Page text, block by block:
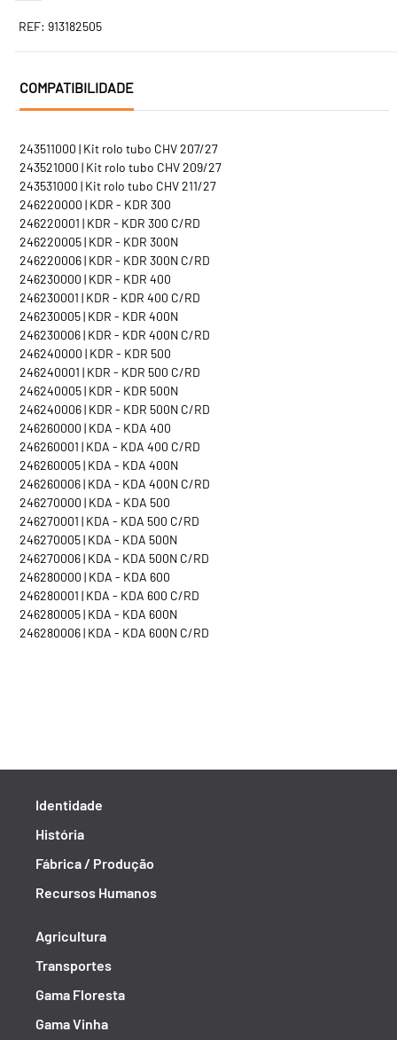
REF: 913182505
COMPATIBILIDADE
243511000 | Kit rolo tubo CHV 207/27
243521000 | Kit rolo tubo CHV 209/27
243531000 | Kit rolo tubo CHV 211/27
246220000 | KDR - KDR 300
246220001 | KDR - KDR 300 C/RD
246220005 | KDR - KDR 300N
246220006 | KDR - KDR 300N C/RD
246230000 | KDR - KDR 400
246230001 | KDR - KDR 400 C/RD
246230005 | KDR - KDR 400N
246230006 | KDR - KDR 400N C/RD
246240000 | KDR - KDR 500
246240001 | KDR - KDR 500 C/RD
246240005 | KDR - KDR 500N
246240006 | KDR - KDR 500N C/RD
246260000 | KDA - KDA 400
246260001 | KDA - KDA 400 C/RD
246260005 | KDA - KDA 400N
246260006 | KDA - KDA 400N C/RD
246270000 | KDA - KDA 500
246270001 | KDA - KDA 500 C/RD
246270005 | KDA - KDA 500N
246270006 | KDA - KDA 500N C/RD
246280000 | KDA - KDA 600
246280001 | KDA - KDA 600 C/RD
246280005 | KDA - KDA 600N
246280006 | KDA - KDA 600N C/RD
Identidade
História
Fábrica / Produção
Recursos Humanos
Agricultura
Transportes
Gama Floresta
Gama Vinha